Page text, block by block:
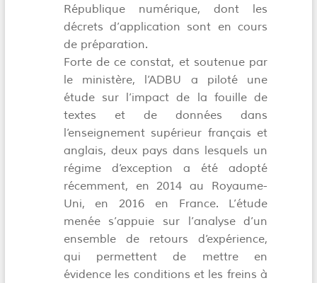
République numérique, dont les
décrets d’application sont en cours
de préparation.
Forte de ce constat, et soutenue par
le ministère, l’ADBU a piloté une
étude sur l’impact de la fouille de
textes et de données dans
l’enseignement supérieur français et
anglais, deux pays dans lesquels un
régime d’exception a été adopté
récemment, en 2014 au Royaume-
Uni, en 2016 en France. L’étude
menée s’appuie sur l’analyse d’un
ensemble de retours d’expérience,
qui permettent de mettre en
évidence les conditions et les freins à